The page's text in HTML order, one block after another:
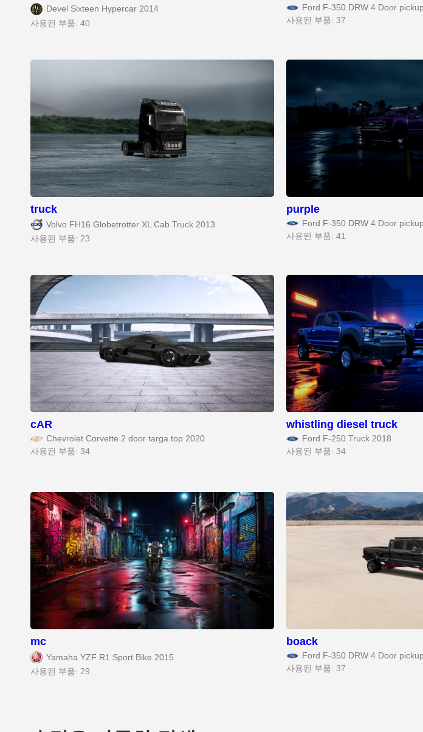
Devel Sixteen Hypercar 2014
사용된 부품: 40
Ford F-350 DRW 4 Door
사용된 부품: 37
truck
Volvo FH16 Globetrotter XL Cab Truck 2013
사용된 부품: 23
purple
Ford F-350 DRW 4 Door
사용된 부품: 41
cAR
Chevrolet Corvette 2 door targa top 2020
사용된 부품: 34
whistling diesel truck
Ford F-250 Truck 2018
사용된 부품: 34
mc
Yamaha YZF R1 Sport Bike 2015
사용된 부품: 29
boack
Ford F-350 DRW 4 Door
사용된 부품: 37